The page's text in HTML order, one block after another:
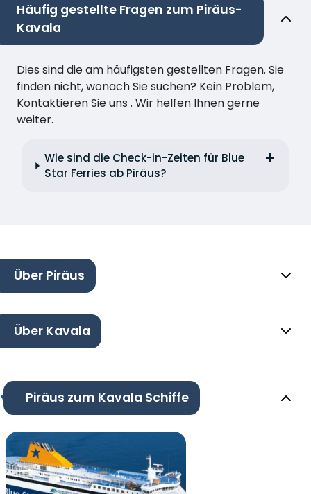
Häufig gestellte Fragen zum Piräus-
Kavala
Dies sind die am häufigsten gestellten Fragen. Sie
finden nicht, wonach Sie suchen? Kein Problem,
Kontaktieren Sie uns . Wir helfen Ihnen gerne
weiter.
Wie sind die Check-in-Zeiten für Blue
Star Ferries ab Piräus?
Über Piräus
Über Kavala
Piräus zum Kavala Schiffe